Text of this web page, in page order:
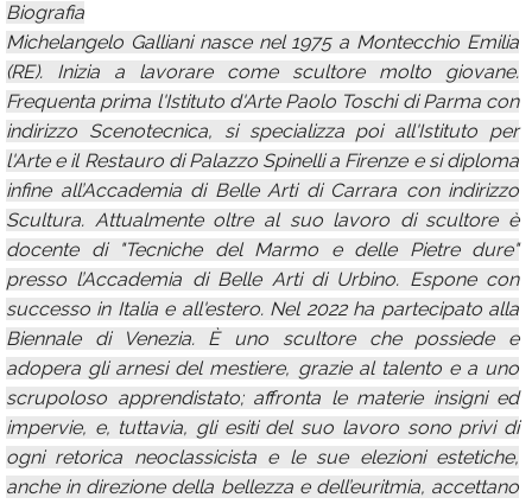
Biografia
Michelangelo Galliani nasce nel 1975 a Montecchio Emilia
(RE). Inizia a lavorare come scultore molto giovane.
Frequenta prima l'Istituto d'Arte Paolo Toschi di Parma con
indirizzo Scenotecnica, si specializza poi all'Istituto per
l'Arte e il Restauro di Palazzo Spinelli a Firenze e si diploma
infine all’Accademia di Belle Arti di Carrara con indirizzo
Scultura. Attualmente oltre al suo lavoro di scultore è
docente di "Tecniche del Marmo e delle Pietre dure"
presso l’Accademia di Belle Arti di Urbino. Espone con
successo in Italia e all'estero. Nel 2022 ha partecipato alla
Biennale di Venezia. È uno scultore che possiede e
adopera gli arnesi del mestiere, grazie al talento e a uno
scrupoloso apprendistato; affronta le materie insigni ed
impervie, e, tuttavia, gli esiti del suo lavoro sono privi di
ogni retorica neoclassicista e le sue elezioni estetiche,
anche in direzione della bellezza e dell’euritmia, accettano